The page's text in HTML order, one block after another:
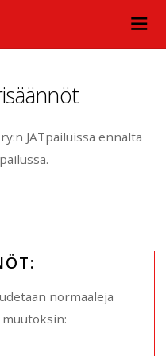
JATpailuissa ennalta
normaaleja
muutoksin: